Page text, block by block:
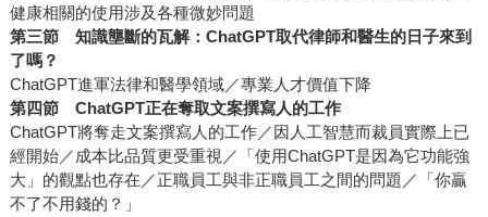
健康相關的使用涉及各種微妙問題
第三節 知識壟斷的瓦解：ChatGPT取代律師和醫生的日子來到
了嗎？
ChatGPT進軍法律和醫學領域／專業人才價值下降
第四節 ChatGPT正在奪取文案撰寫人的工作
ChatGPT將奪走文案撰寫人的工作／因人工智慧而裁員實際上已
經開始／成本比品質更受重視／「使用ChatGPT是因為它功能強
大」的觀點也存在／正職員工與非正職員工之間的問題／「你贏
不了不用錢的？」